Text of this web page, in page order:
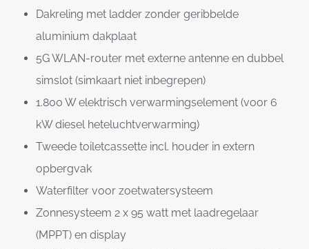
Dakreling met ladder zonder geribbelde
aluminium dakplaat
5G WLAN-router met externe antenne en dubbel
simslot (simkaart niet inbegrepen)
1.800 W elektrisch verwarmingselement (voor 6
kW diesel heteluchtverwarming)
Tweede toiletcassette incl. houder in extern
opbergvak
Waterfilter voor zoetwatersysteem
Zonnesysteem 2 x 95 watt met laadregelaar
(MPPT) en display